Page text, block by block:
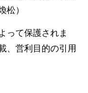
松）
って保護されま
、営利目的の引用